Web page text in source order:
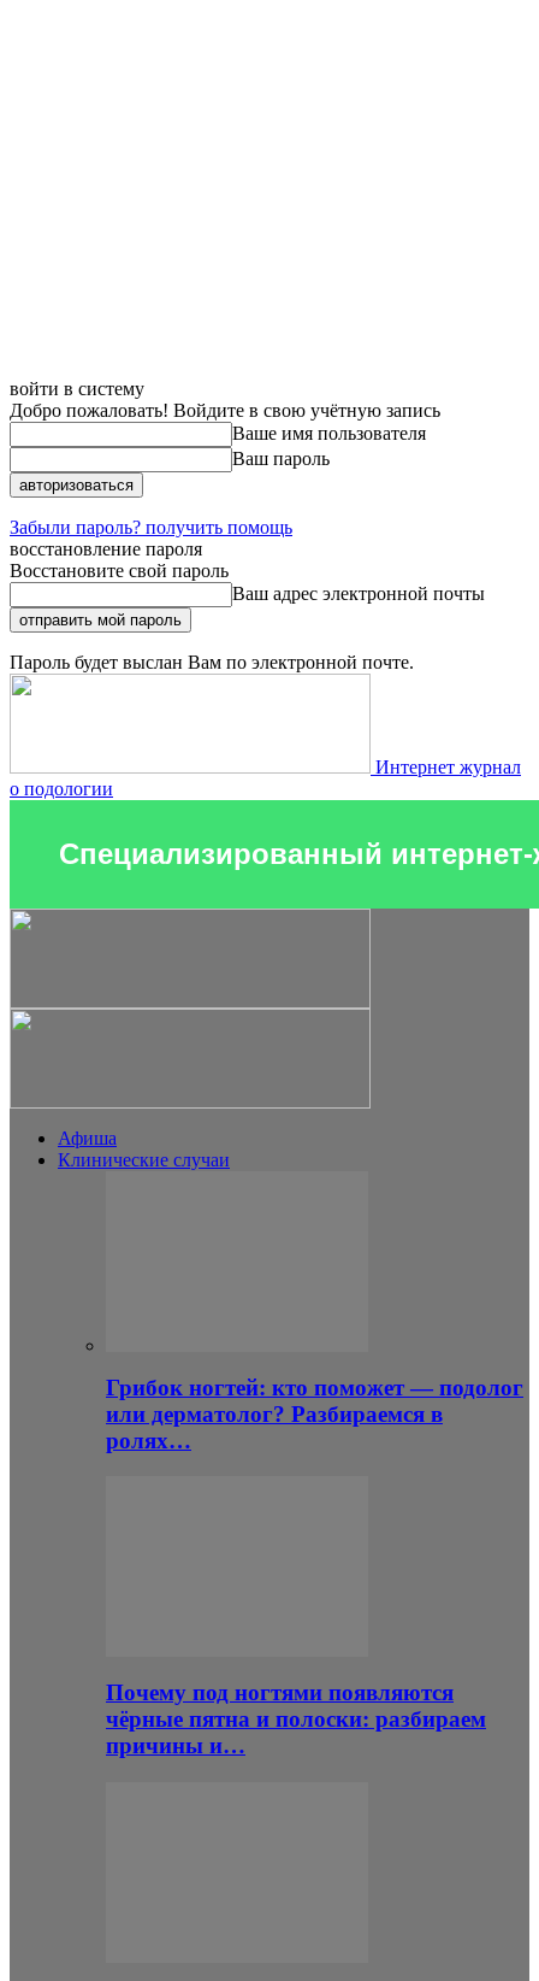
войти в систему
Добро пожаловать! Войдите в свою учётную запись
Ваше имя пользователя
Ваш пароль
Забыли пароль? получить помощь
восстановление пароля
Восстановите свой пароль
Ваш адрес электронной почты
Пароль будет выслан Вам по электронной почте.
Интернет журнал
о подологии
Специализированный
Афиша
Клинические случаи
Грибок ногтей: кто поможет — подолог
или дерматолог? Разбираемся в
ролях…
Почему под ногтями появляются
чёрные пятна и полоски: разбираем
причины и…